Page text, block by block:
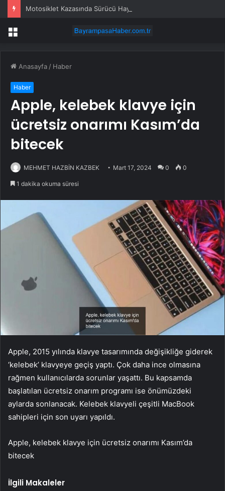
Motosiklet Kazasında Sürücü Hayatını Kaybetti
Menü
Anasayfa / Haber
Haber
Apple, kelebek klavye için
ücretsiz onarımı Kasım’da
bitecek
MEHMET HAZBİN KAZBEK Mart 17, 2024 0 0
1 dakika okuma süresi
Apple, 2015 yılında klavye tasarımında değişikliğe giderek
‘kelebek’ klavyeye geçiş yaptı. Çok daha ince olmasına
rağmen kullanıcılarda sorunlar yaşattı. Bu kapsamda
başlatılan ücretsiz onarım programı ise önümüzdeki
aylarda sonlanacak. Kelebek klavyeli çeşitli MacBook
sahipleri için son uyarı yapıldı.
Apple, kelebek klavye için ücretsiz onarımı Kasım’da
bitecek
İlgili Makaleler